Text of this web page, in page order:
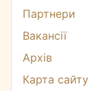
Партнери
Вакансії
Архів
Карта сайту